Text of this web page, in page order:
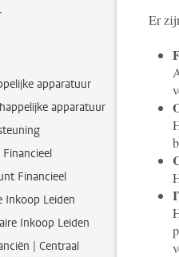
apparatuur
apparatuur
Financieel
Inkoop Leiden
Inkoop Leiden
| Centraal
Er